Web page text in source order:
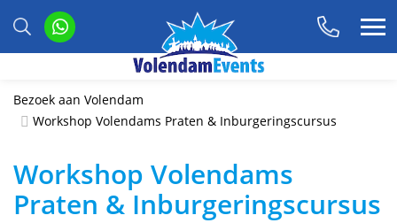
Bezoek aan Volendam
Workshop Volendams Praten & Inburgeringscursus
Workshop Volendams
Praten & Inburgeringscursus